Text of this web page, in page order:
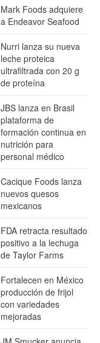
Mark Foods adquiere
a Endeavor Seafood
Nurri lanza su nueva
leche proteica
ultrafiltrada con 20 g
de proteína
JBS lanza en Brasil
plataforma de
formación continua en
nutrición para
personal médico
Cacique Foods lanza
nuevos quesos
mexicanos
FDA retracta resultado
positivo a la lechuga
de Taylor Farms
Fortalecen en México
producción de frijol
con variedades
mejoradas